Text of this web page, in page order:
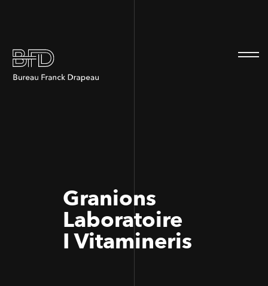
Granions
Laboratoire
I Vitamineris